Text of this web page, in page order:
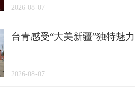
2026-08-07
台青感受“大美新疆”独特魅力
2026-08-07